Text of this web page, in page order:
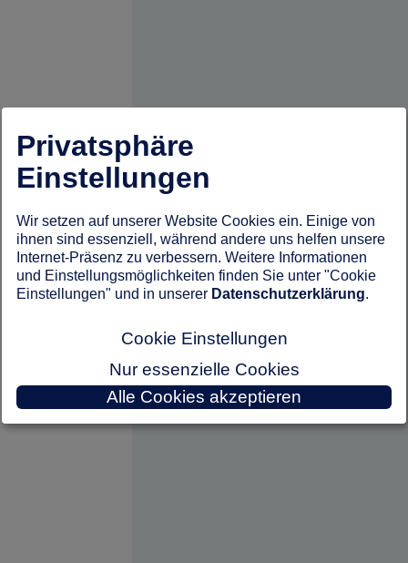
Privatsphäre
Einstellungen
Wir setzen auf unserer Website Cookies ein. Einige von
ihnen sind essenziell, während andere uns helfen unsere
Internet-Präsenz zu verbessern. Weitere Informationen
und Einstellungsmöglichkeiten finden Sie unter "Cookie
Einstellungen" und in unserer Datenschutzerklärung.
Cookie Einstellungen
Nur essenzielle Cookies
Alle Cookies akzeptieren